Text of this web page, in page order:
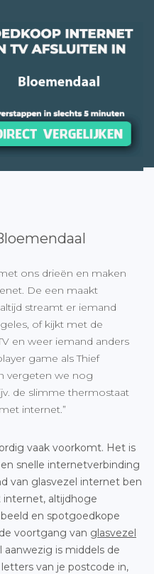
ons drieën en maken
De een maakt
streamt er iemand
of kijkt met de
en weer iemand anders
game als Thief
vergeten we nog
de slimme thermostaat
internet.”
vaak voorkomt. Het is
snelle internetverbinding
van glasvezel internet ben
internet, altijdhoge
en spotgoedkope
voortgang van glasvezel
aanwezig is middels de
van je postcode in,